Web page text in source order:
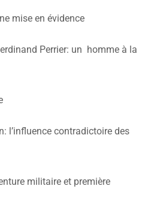
mise en évidence
Perrier: un homme à la
l’influence contradictoire des
militaire et première